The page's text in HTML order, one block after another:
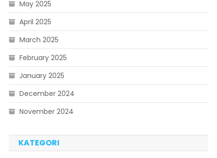
May 2025
April 2025
March 2025
February 2025
January 2025
December 2024
November 2024
KATEGORI